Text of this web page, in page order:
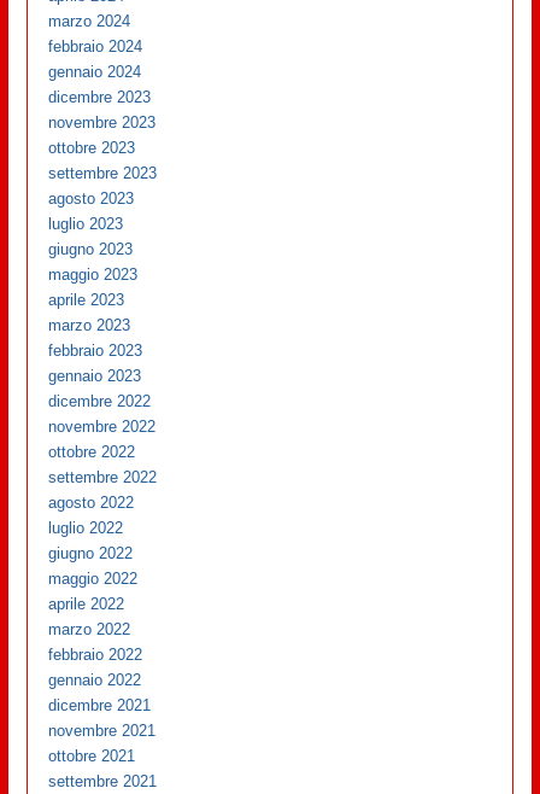
marzo 2024
febbraio 2024
gennaio 2024
dicembre 2023
novembre 2023
ottobre 2023
settembre 2023
agosto 2023
luglio 2023
giugno 2023
maggio 2023
aprile 2023
marzo 2023
febbraio 2023
gennaio 2023
dicembre 2022
novembre 2022
ottobre 2022
settembre 2022
agosto 2022
luglio 2022
giugno 2022
maggio 2022
aprile 2022
marzo 2022
febbraio 2022
gennaio 2022
dicembre 2021
novembre 2021
ottobre 2021
settembre 2021